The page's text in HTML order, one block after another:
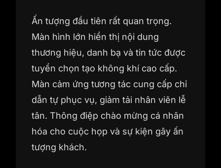
Ấn tượng đầu tiên rất quan trọng.
Màn hình lớn hiển thị nội dung
thương hiệu, danh bạ và tin tức được
tuyển chọn tạo không khí cao cấp.
Màn cảm ứng tương tác cung cấp chỉ
dẫn tự phục vụ, giảm tải nhân viên lễ
tân. Thông điệp chào mừng cá nhân
hóa cho cuộc họp và sự kiện gây ấn
tượng khách.